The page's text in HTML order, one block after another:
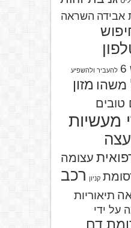
אבידה השראה
להעביר ולהשפיע
משהו מזון
מעשיות
עצה
עצומה
קניון רכב
תיאוריות
על ידי
דם